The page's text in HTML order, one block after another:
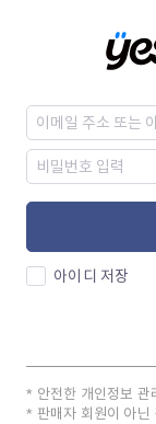
아이디 저장
안전한 개인정보 관
판매자 회원이 아닌